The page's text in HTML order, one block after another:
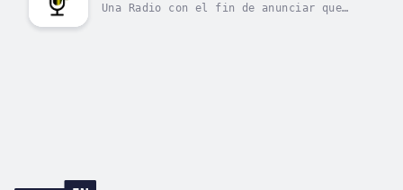
Una Radio con el fin de anunciar que